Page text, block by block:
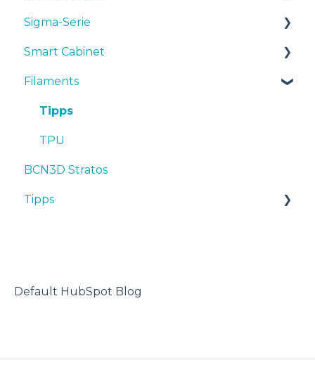
Bedienungsanleitungen & Downloads
Inbetriebnahme
Wartung
Tipps
Fehlersuche
Sigma-Serie
Bedienungsanleitungen & downloads
Inbetriebnahme
Wartung
Tipps
Fehlersuche
Smart Cabinet
Manuals & Downloads
First steps
Maintenance
Troubleshooting
Filaments
Tipps
TPU
BCN3D Stratos
Tipps
Default HubSpot Blog